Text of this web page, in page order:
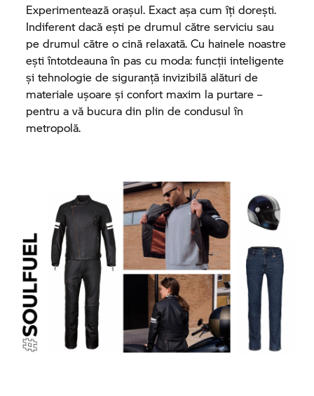
Experimentează orașul. Exact așa cum îți dorești.
Indiferent dacă ești pe drumul către serviciu sau
pe drumul către o cină relaxată. Cu hainele noastre
ești întotdeauna în pas cu moda: funcții inteligente
și tehnologie de siguranță invizibilă alături de
materiale ușoare și confort maxim la purtare –
pentru a vă bucura din plin de condusul în
metropolă.